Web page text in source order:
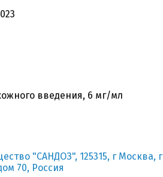
введения, 6 мг/мл
"САНДОЗ", 125315, г Москва,
70, Россия